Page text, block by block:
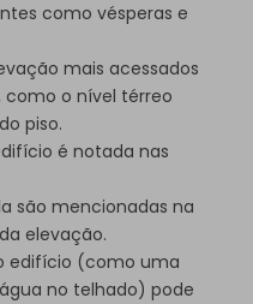
como vésperas e
mais acessados
como o nível térreo
piso.
é notada nas
são mencionadas na
elevação.
edifício (como uma
no telhado) pode